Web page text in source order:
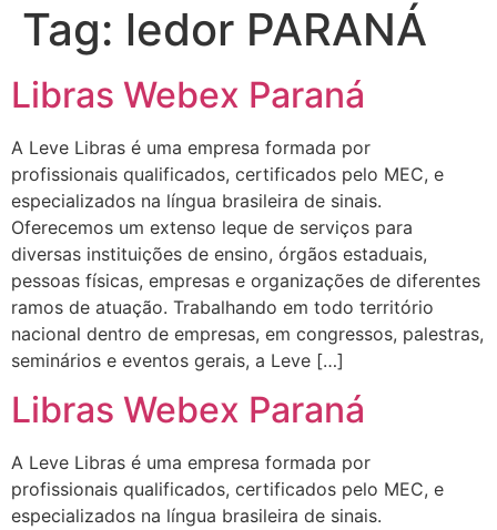
Tag: ledor PARANÁ
Libras Webex Paraná
A Leve Libras é uma empresa formada por
profissionais qualificados, certificados pelo MEC, e
especializados na língua brasileira de sinais.
Oferecemos um extenso leque de serviços para
diversas instituições de ensino, órgãos estaduais,
pessoas físicas, empresas e organizações de diferentes
ramos de atuação. Trabalhando em todo território
nacional dentro de empresas, em congressos, palestras,
seminários e eventos gerais, a Leve […]
Libras Webex Paraná
A Leve Libras é uma empresa formada por
profissionais qualificados, certificados pelo MEC, e
especializados na língua brasileira de sinais.